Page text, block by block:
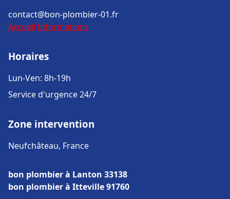
contact@bon-plombier-01.fr
Accueil Informations
Horaires
Lun-Ven: 8h-19h
Service d'urgence 24/7
Zone intervention
Neufchâteau, France
bon plombier à Lanton 33138
bon plombier à Itteville 91760